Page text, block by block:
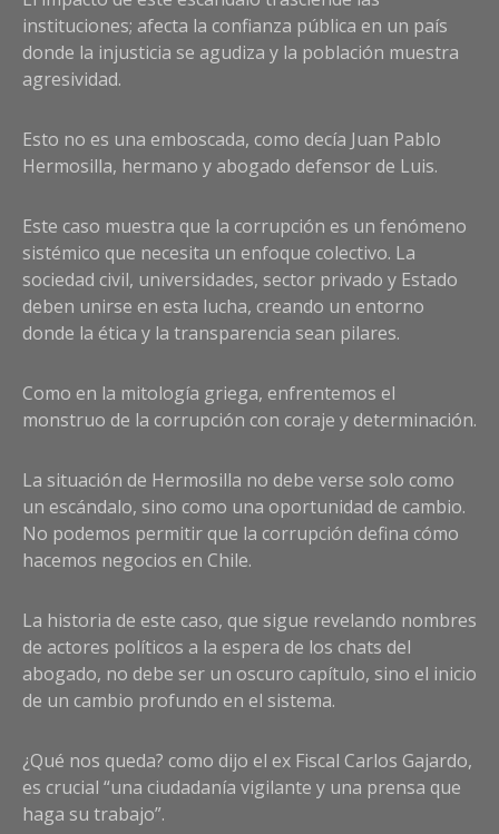
instituciones; afecta la confianza pública en un país
donde la injusticia se agudiza y la población muestra
agresividad.
Esto no es una emboscada, como decía Juan Pablo
Hermosilla, hermano y abogado defensor de Luis.
Este caso muestra que la corrupción es un fenómeno
sistémico que necesita un enfoque colectivo. La
sociedad civil, universidades, sector privado y Estado
deben unirse en esta lucha, creando un entorno
donde la ética y la transparencia sean pilares.
Como en la mitología griega, enfrentemos el
monstruo de la corrupción con coraje y determinación.
La situación de Hermosilla no debe verse solo como
un escándalo, sino como una oportunidad de cambio.
No podemos permitir que la corrupción defina cómo
hacemos negocios en Chile.
La historia de este caso, que sigue revelando nombres
de actores políticos a la espera de los chats del
abogado, no debe ser un oscuro capítulo, sino el inicio
de un cambio profundo en el sistema.
¿Qué nos queda? como dijo el ex Fiscal Carlos Gajardo,
es crucial “una ciudadanía vigilante y una prensa que
haga su trabajo”.